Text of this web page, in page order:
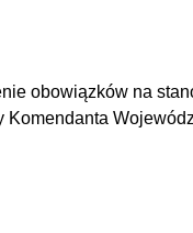
obowiązków na